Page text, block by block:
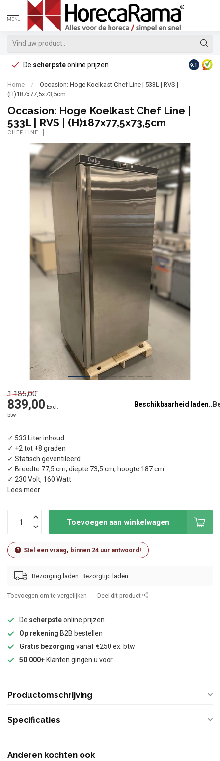
MENU
De scherpsteonline prijzen Op
9.1
Home /
Occasion: Hoge Koelkast Chef Line | 533L | RVS |
(H)187x77,5x73,5cm
Occasion: Hoge Koelkast Chef Line |
533L | RVS | (H)187x77,5x73,5cm
CHEF LINE
1.185,00
839,00 Excl.
btw
Beschikbaarheid laden..
✓ 533 Liter inhoud
✓ +2 tot +8 graden
✓ Statisch geventileerd
✓ Breedte 77,5 cm, diepte 73,5 cm, hoogte 187 cm
✓ 230 Volt, 160 Watt
Lees meer.
Toevoegen aan winkelwagen
Stel een vraag, binnen 24 uur antwoord!
Bezorging laden..
Toevoegen om te vergelijken Deel dit product
De scherpsteonline prijzen
Op rekening B2B bestellen
Gratis bezorging vanaf €250 ex. btw
50.000+ Klanten gingen u voor
Productomschrijving
Specificaties
Anderen kochten ook